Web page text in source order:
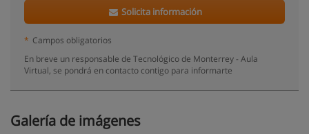
Solicita información
* Campos obligatorios
En breve un responsable de Tecnológico de Monterrey - Aula
Virtual, se pondrá en contacto contigo para informarte
Galería de imágenes